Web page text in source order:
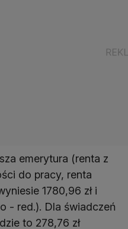
emerytura (renta z
do pracy, renta
1780,96 zł i
- red.). Dla świadczeń
to 278,76 zł